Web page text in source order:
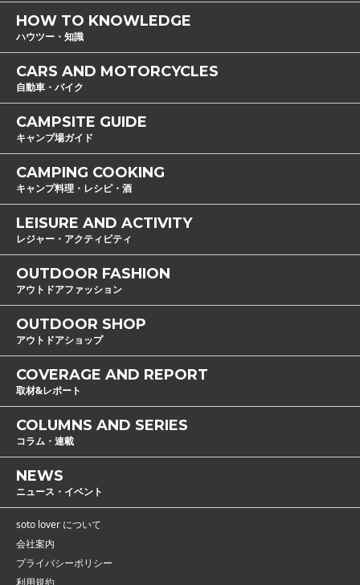
HOW TO KNOWLEDGE
ハウツー・知識
CARS AND MOTORCYCLES
自動車・バイク
CAMPSITE GUIDE
キャンプ場ガイド
CAMPING COOKING
キャンプ料理・レシピ・酒
LEISURE AND ACTIVITY
レジャー・アクティビティ
OUTDOOR FASHION
アウトドアファッション
OUTDOOR SHOP
アウトドアショップ
COVERAGE AND REPORT
取材&レポート
COLUMNS AND SERIES
コラム・連載
NEWS
ニュース・イベント
soto lover について
会社案内
プライバシーポリシー
利用規約